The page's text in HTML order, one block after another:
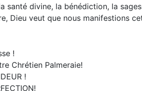
santé divine, la bénédiction, la
Dieu veut que nous manifestions
!
Chrétien Palmeraie!
!